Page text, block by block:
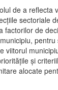
de a reflecta
sectoriale
factorilor de
viitorul
și
alocate